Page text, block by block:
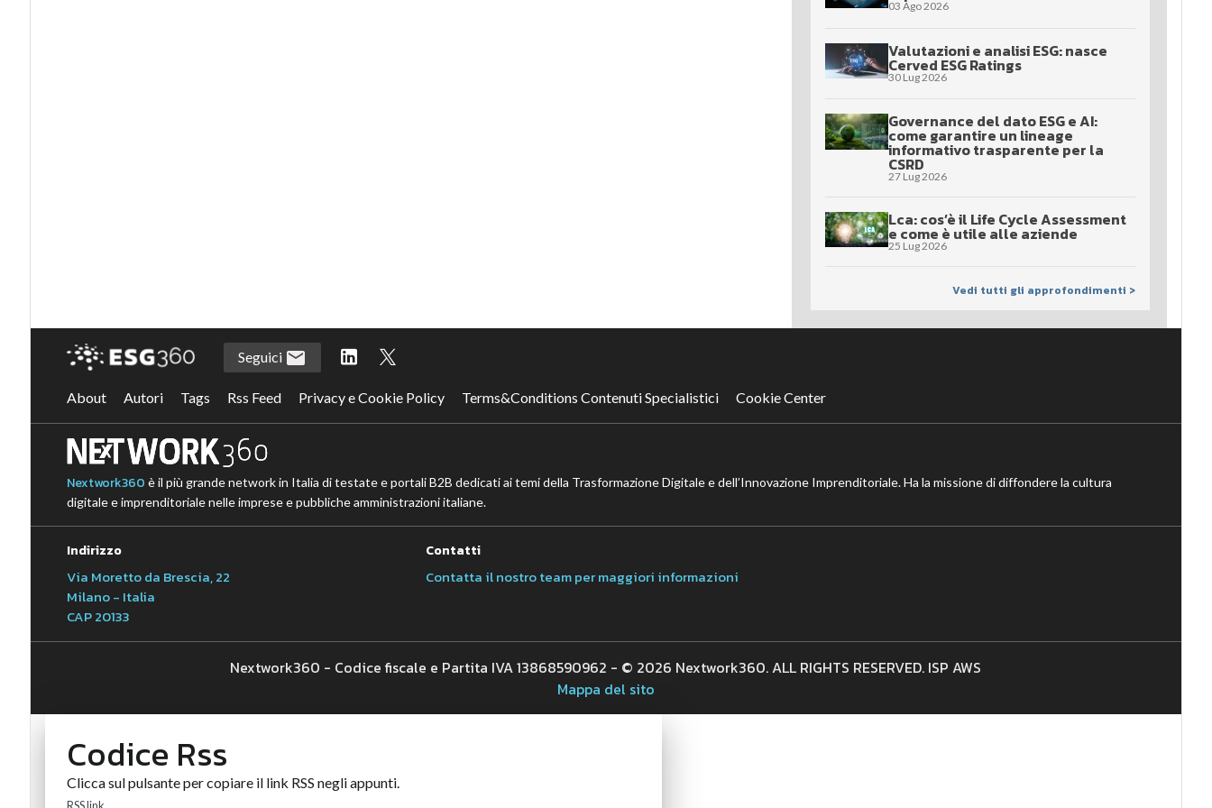
03 Ago 2026
Valutazioni e analisi ESG: nasce
Cerved ESG Ratings
30 Lug 2026
Governance del dato ESG e AI:
come garantire un lineage
informativo trasparente per la
CSRD
27 Lug 2026
Lca: cos’è il Life Cycle Assessment
e come è utile alle aziende
25 Lug 2026
Vedi tutti gli approfondimenti >
Seguici
About Autori Tags Rss Feed Privacy e Cookie Policy Terms&Conditions Contenuti Specialistici Cookie Center
Nextwork360 è il più grande network in Italia di testate e portali B2B dedicati ai temi della Trasformazione Digitale e dell’Innovazione Imprenditoriale. Ha la missione di diffondere la cultura
digitale e imprenditoriale nelle imprese e pubbliche amministrazioni italiane.
Indirizzo
Via Moretto da Brescia, 22
Milano - Italia
CAP 20133
Contatti
Contatta il nostro team per maggiori informazioni
Nextwork360 - Codice fiscale e Partita IVA 13868590962 - © 2026 Nextwork360. ALL RIGHTS RESERVED. ISP AWS
Mappa del sito
Codice Rss
Clicca sul pulsante per copiare il link RSS negli appunti.